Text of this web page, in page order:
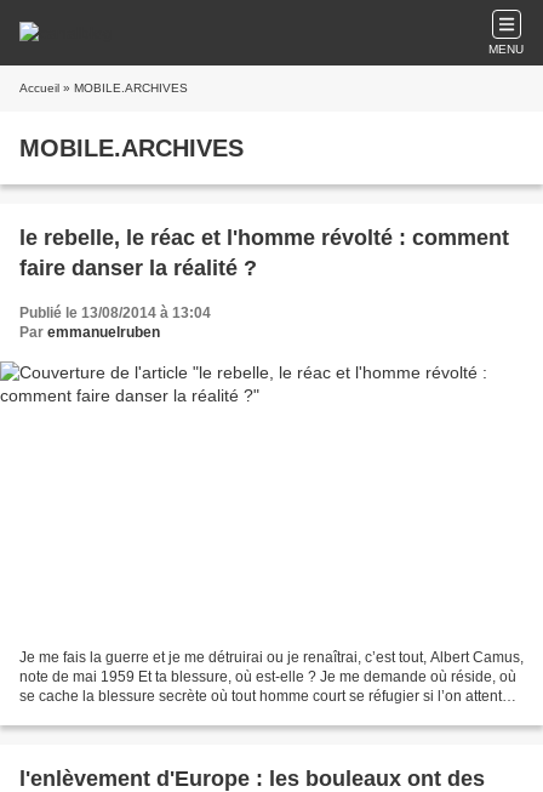
MENU
Accueil » MOBILE.ARCHIVES
MOBILE.ARCHIVES
le rebelle, le réac et l'homme révolté : comment
faire danser la réalité ?
Publié le 13/08/2014 à 13:04
Par emmanuelruben
Je me fais la guerre et je me détruirai ou je renaîtrai, c’est tout, Albert Camus,
note de mai 1959 Et ta blessure, où est-elle ? Je me demande où réside, où
se cache la blessure secrète où tout homme court se réfugier si l’on attente à
l'enlèvement d'Europe : les bouleaux ont des